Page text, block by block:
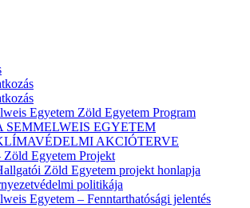
Egyetem Zöld Egyetem Program
SEMMELWEIS EGYETEM
AKCIÓTERVE
Egyetem Projekt
Zöld Egyetem projekt honlapja
politikája
Egyetem – Fenntarthatósági jelentés